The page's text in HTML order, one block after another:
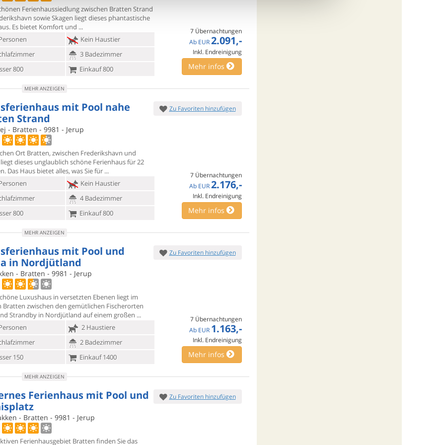
Ferienhaussiedlung zwischen Bratten Strand
sowie Skagen liegt dieses phantastische
Es bietet Komfort und
Kein Haustier
3 Badezimmer
800
Einkauf 800
7 Übernachtungen
Ab EUR 2.091,-
Inkl. Endreinigung
Mehr infos
MEHR ANZEIGEN
mit Pool nahe
Strand
- Bratten - 9981 - Jerup
Ort Bratten, zwischen Frederikshavn und
dieses unglaublich schöne Ferienhaus für 22
Das Haus bietet alles, was Sie für
Kein Haustier
4 Badezimmer
800
Einkauf 800
Zu Favoriten hinzufügen
7 Übernachtungen
Ab EUR 2.176,-
Inkl. Endreinigung
Mehr infos
MEHR ANZEIGEN
mit Pool und
in Nordjütland
- Bratten - 9981 - Jerup
Luxushaus in versetzten Ebenen liegt im
Bratten zwischen den gemütlichen Fischerorten
Strandby in Nordjütland auf einem großen
2 Haustiere
2 Badezimmer
150
Einkauf 1400
Zu Favoriten hinzufügen
7 Übernachtungen
Ab EUR 1.163,-
Inkl. Endreinigung
Mehr infos
MEHR ANZEIGEN
Ferienhaus mit Pool und
- Bratten - 9981 - Jerup
Ferienhausgebiet Bratten finden Sie das
Zu Favoriten hinzufügen